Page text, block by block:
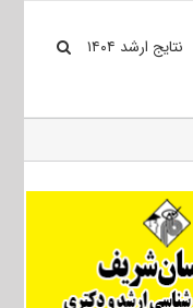
نتایج ارشد ۱۴۰۴